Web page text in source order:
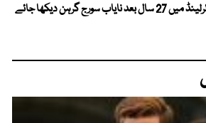
برطانیہ اور آئرلینڈ میں 27 سال بعد نایاب سورج گرہن دیکھا جائے